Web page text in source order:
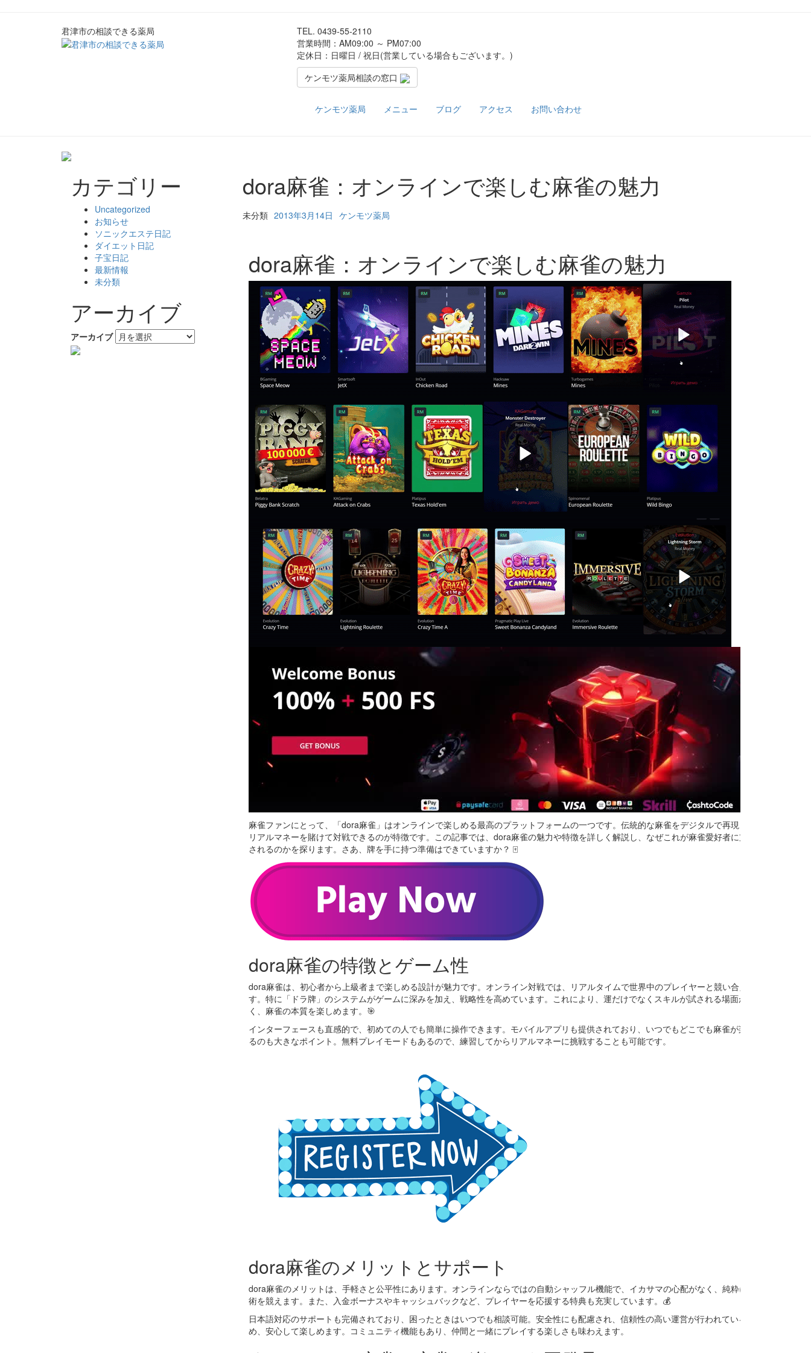
君津市の相談できる薬局 TEL. 0439-55-2110
営業時間：AM09:00 ～ PM07:00
定休日：日曜日 / 祝日(営業している場合もございます。)
ケンモツ薬局相談の窓口
ケンモツ薬局 メニュー ブログ アクセス お問い合わせ
カテゴリー
Uncategorized
お知らせ
ソニックエステ日記
ダイエット日記
子宝日記
最新情報
未分類
アーカイブ
アーカイブ
dora麻雀：オンラインで楽しむ麻雀の魅力
未分類 2013年3月14日 ケンモツ薬局
dora麻雀：オンラインで楽しむ麻雀の魅力
麻雀ファンにとって、「dora麻雀」はオンラインで楽しめる最高のプラットフォームの一つです。伝統的な麻雀をデジタルで再現し、
リアルマネーを賭けて対戦できるのが特徴です。この記事では、dora麻雀の魅力や特徴を詳しく解説し、なぜこれが麻雀愛好者に支持
されるのかを探ります。さあ、牌を手に持つ準備はできていますか？ 🀄
dora麻雀の特徴とゲーム性
dora麻雀は、初心者から上級者まで楽しめる設計が魅力です。オンライン対戦では、リアルタイムで世界中のプレイヤーと競い合えま
す。特に「ドラ牌」のシステムがゲームに深みを加え、戦略性を高めています。これにより、運だけでなくスキルが試される場面が多
く、麻雀の本質を楽しめます。🎯
インターフェースも直感的で、初めての人でも簡単に操作できます。モバイルアプリも提供されており、いつでもどこでも麻雀が楽しめ
るのも大きなポイント。無料プレイモードもあるので、練習してからリアルマネーに挑戦することも可能です。
dora麻雀のメリットとサポート
dora麻雀のメリットは、手軽さと公平性にあります。オンラインならではの自動シャッフル機能で、イカサマの心配がなく、純粋に技
術を競えます。また、入金ボーナスやキャッシュバックなど、プレイヤーを応援する特典も充実しています。💰
日本語対応のサポートも完備されており、困ったときはいつでも相談可能。安全性にも配慮され、信頼性の高い運営が行われているた
め、安心して楽しめます。コミュニティ機能もあり、仲間と一緒にプレイする楽しさも味わえます。